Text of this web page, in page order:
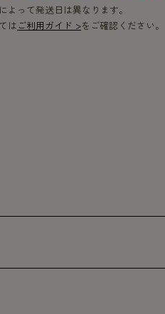
よって発送日は異なります。
はご利用ガイド >をご確認ください。